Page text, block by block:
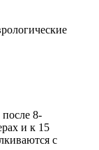
8-
и к 15
с